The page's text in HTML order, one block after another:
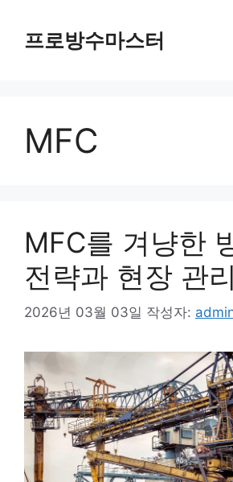
프로방수마스터
MFC
MFC를 겨냥한
전략과 현장 관
2026년 03월 03일 작성자: